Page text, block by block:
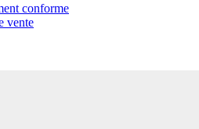
conforme
vente